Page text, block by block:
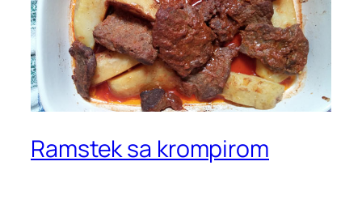
Ramstek sa krompirom